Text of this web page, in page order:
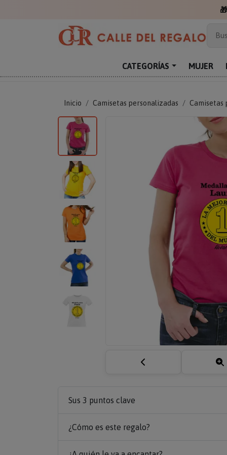
CATEGORÍAS MUJER
Inicio Camisetas personalizadas Camisetas
Sus 3 puntos clave
¿Cómo es este regalo?